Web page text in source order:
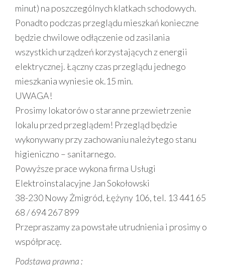
minut) na poszczególnych klatkach schodowych.
Ponadto podczas przeglądu mieszkań konieczne
będzie chwilowe odłączenie od zasilania
wszystkich urządzeń korzystających z energii
elektrycznej. Łączny czas przeglądu jednego
mieszkania wyniesie ok.15 min.
UWAGA!
Prosimy lokatorów o staranne przewietrzenie
lokalu przed przeglądem! Przegląd będzie
wykonywany przy zachowaniu należytego stanu
higieniczno – sanitarnego.
Powyższe prace wykona firma Usługi
Elektroinstalacyjne Jan Sokołowski
38-230 Nowy Żmigród, Łężyny 106, tel. 13 441 65
68 / 694 267 899
Przepraszamy za powstałe utrudnienia i prosimy o
współpracę.
Podstawa prawna :